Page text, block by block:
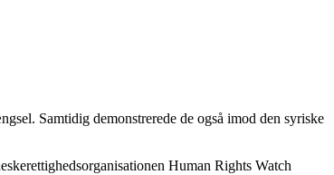
Samtidig demonstrerede de også imod den syriske
Human Rights Watch